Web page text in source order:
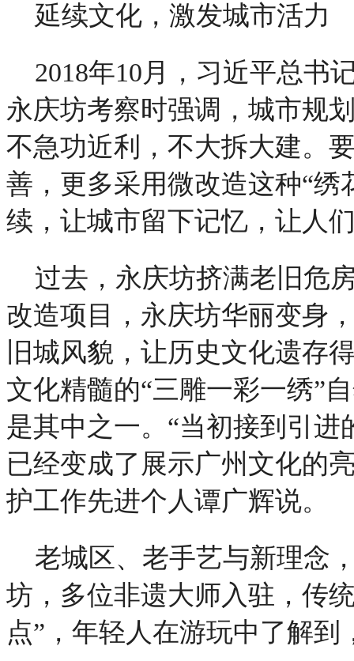
延续文化，激发城市活力
2018年10月，习近平总书
永庆坊考察时强调，城市规
不急功近利，不大拆大建。
善，更多采用微改造这种“
续，让城市留下记忆，让人
过去，永庆坊挤满老旧危
改造项目，永庆坊华丽变身
旧城风貌，让历史文化遗存
文化精髓的“三雕一彩一绣”
是其中之一。“当初接到引
已经变成了展示广州文化的
护工作先进个人谭广辉说。
老城区、老手艺与新理念
坊，多位非遗大师入驻，传
点”，年轻人在游玩中了解